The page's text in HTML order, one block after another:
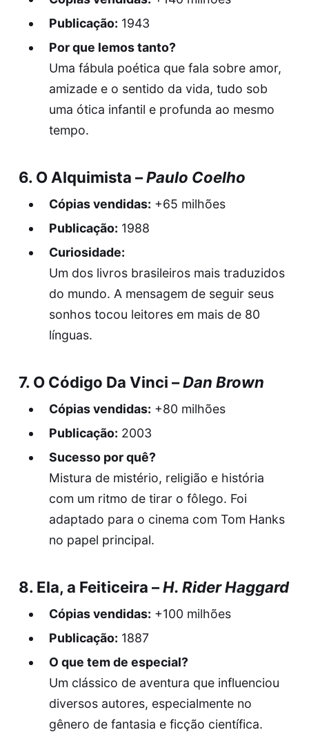
Publicação: 1943
Por que lemos tanto?
Uma fábula poética que fala sobre amor,
amizade e o sentido da vida, tudo sob
uma ótica infantil e profunda ao mesmo
tempo.
6. O Alquimista –Paulo Coelho
Cópias vendidas: +65 milhões
Publicação: 1988
Curiosidade:
Um dos livros brasileiros mais traduzidos
do mundo. A mensagem de seguir seus
sonhos tocou leitores em mais de 80
línguas.
7. O Código Da Vinci –Dan Brown
Cópias vendidas: +80 milhões
Publicação: 2003
Sucesso por quê?
Mistura de mistério, religião e história
com um ritmo de tirar o fôlego. Foi
adaptado para o cinema com Tom Hanks
no papel principal.
8. Ela, a Feiticeira –H. Rider Haggard
Cópias vendidas: +100 milhões
Publicação: 1887
O que tem de especial?
Um clássico de aventura que influenciou
diversos autores, especialmente no
gênero de fantasia e ficção científica.